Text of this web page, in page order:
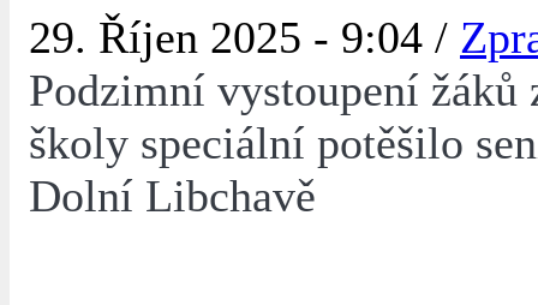
29. Říjen 2025 - 9:04 /
Podzimní vystoupení žáků
školy speciální potěšilo
Dolní Libchavě